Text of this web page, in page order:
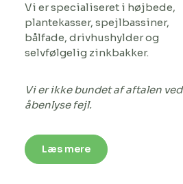
Vi er specialiseret i højbede,
plantekasser, spejlbassiner,
bålfade, drivhushylder og
selvfølgelig zinkbakker.
Vi er ikke bundet af aftalen ved
åbenlyse fejl.
Læs mere